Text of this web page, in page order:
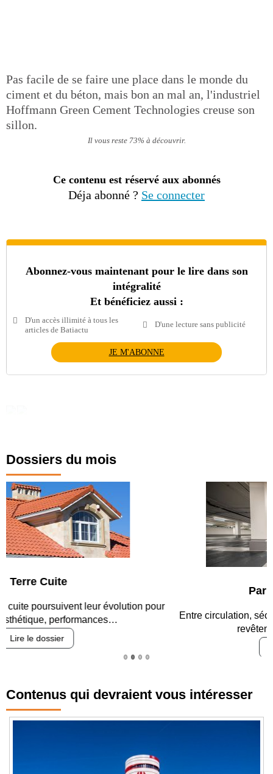
Pas facile de se faire une place dans le monde du
ciment et du béton, mais bon an mal an, l'industriel
Hoffmann Green Cement Technologies creuse son
sillon.
Il vous reste 73% à découvrir.
Ce contenu est réservé aux abonnés
Déja abonné ? Se connecter
Abonnez-vous maintenant pour le lire dans son
intégralité
Et bénéficiez aussi :
D'un accès illimité à tous les
articles de Batiactu
D'une lecture sans publicité
JE M'ABONNE
Dossiers du mois
Entre circulation, sécurisation des accès, durabilité des
Contenus qui devraient vous intéresser